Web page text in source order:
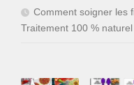
Comment soigner les
Traitement 100 %